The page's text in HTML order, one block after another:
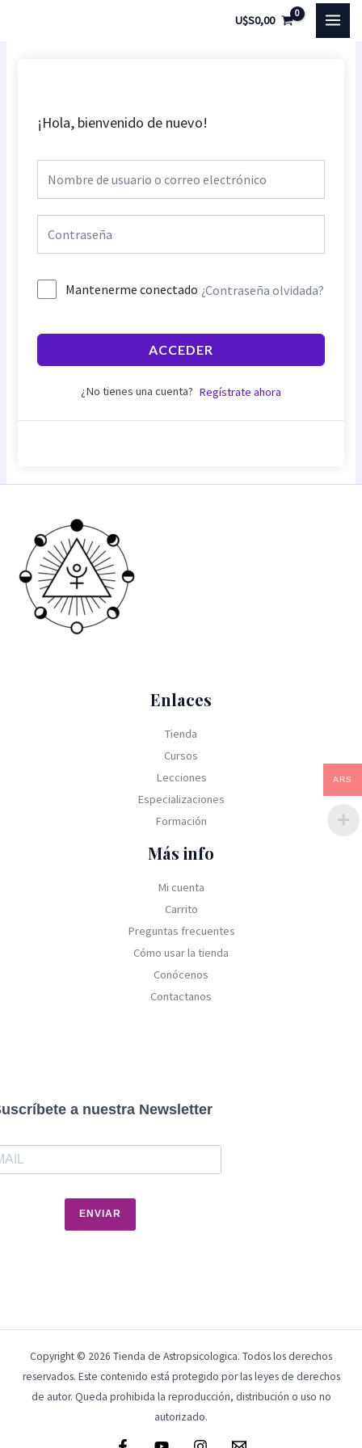
U$S0,00
¡Hola, bienvenido de nuevo!
Mantenerme conectado ¿Contraseña olvidada?
ACCEDER
¿No tienes una cuenta? Regístrate ahora
Enlaces
Tienda
Cursos
Lecciones
Especializaciones
Formación
Más info
Mi cuenta
Carrito
Preguntas frecuentes
Cómo usar la tienda
Conócenos
Contactanos
a nuestra Newsletter
ENVIAR
Copyright © 2026 Tienda de Astropsicologica. Todos los derechos
reservados. Este contenido está protegido por las leyes de derechos
de autor. Queda prohibida la reproducción, distribución o uso no
autorizado.
ARS